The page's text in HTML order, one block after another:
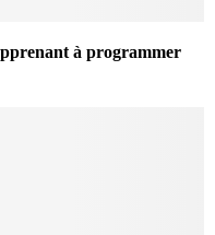
à programmer